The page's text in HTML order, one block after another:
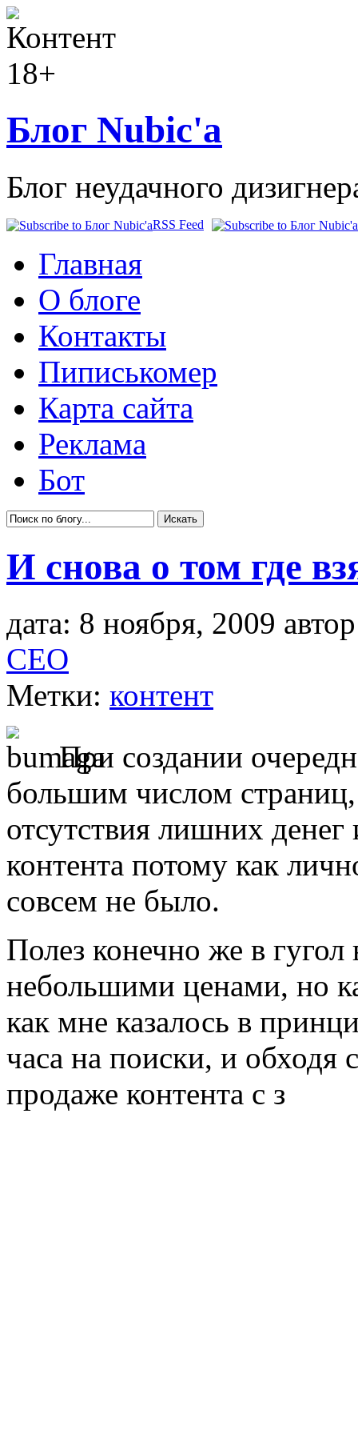
Блог Nubic'а
Блог неудачного
RSS Feed
Главная
О блоге
Контакты
Пиписькомер
Карта сайта
Реклама
Бот
И снова о том где
дата: 8 ноября, 2009
СЕО
Метки: контент
При создании
большим числом
отсутствия лишних денег
контента потому как
совсем не было.
Полез конечно же в
небольшими ценами, но
как мне казалось в
часа на поиски, и обходя
продаже контента с з